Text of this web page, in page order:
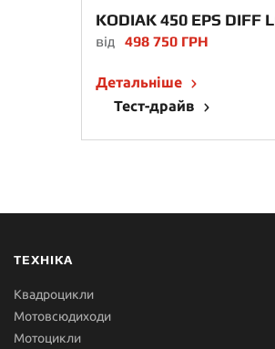
KODIAK 450 EPS DIFF
від 498 750 ГРН
Детальніше
Тест-драйв
ТЕХНІКА
Квадроцикли
Мотовсюдиходи
Мотоцикли